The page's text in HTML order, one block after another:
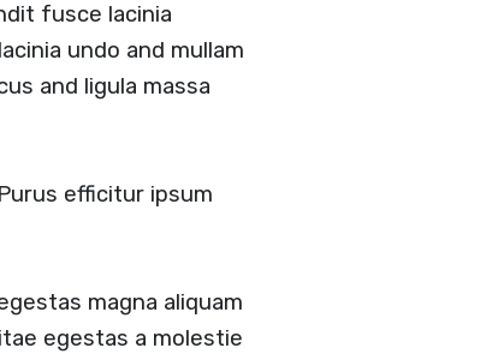
fusce lacinia
undo and mullam
and ligula massa
efficitur ipsum
magna aliquam
egestas a molestie